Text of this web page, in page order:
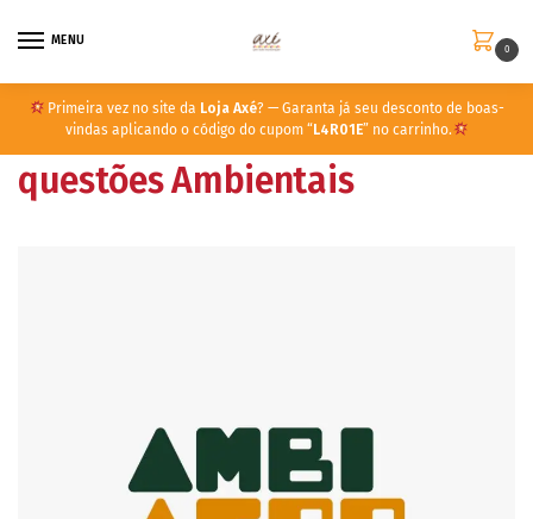
MENU
0
Primeira vez no site da Loja Axé? — Garanta já seu desconto de boas-
vindas aplicando o código do cupom “ L4R01E” no carrinho.
questões Ambientais